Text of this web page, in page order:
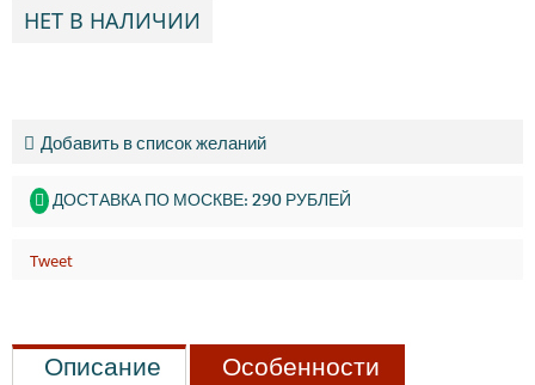
НЕТ В НАЛИЧИИ
Добавить в список желаний
ДОСТАВКА ПО МОСКВЕ: 290 РУБЛЕЙ
Tweet
Описание
Особенности